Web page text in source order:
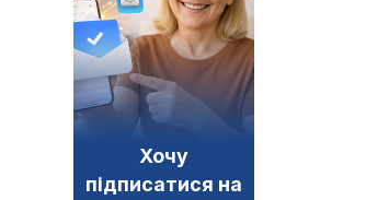
Хочу
підписатися на